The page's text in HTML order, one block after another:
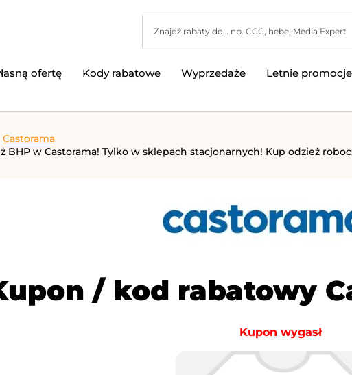
ofertę Kody rabatowe Wyprzedaże Letnie
Castorama
BHP w Castorama! Tylko w sklepach stacjonarnych! Kup odzież
/ kod rabatowy
Kupon wygasł